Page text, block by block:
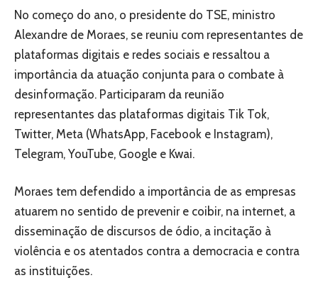
No começo do ano, o presidente do TSE, ministro
Alexandre de Moraes, se reuniu com representantes de
plataformas digitais e redes sociais e ressaltou a
importância da atuação conjunta para o combate à
desinformação. Participaram da reunião
representantes das plataformas digitais Tik Tok,
Twitter, Meta (WhatsApp, Facebook e Instagram),
Telegram, YouTube, Google e Kwai.
Moraes tem defendido a importância de as empresas
atuarem no sentido de prevenir e coibir, na internet, a
disseminação de discursos de ódio, a incitação à
violência e os atentados contra a democracia e contra
as instituições.